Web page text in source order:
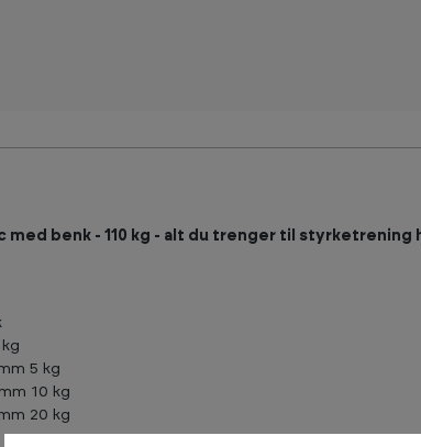
med benk - 110 kg - alt du trenger til styrketrening
5 kg
10 kg
20 kg